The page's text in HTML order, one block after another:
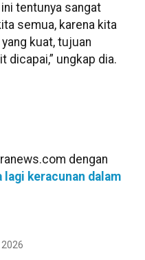
tentunya sangat
semua, karena kita
kuat, tujuan
dicapai,” ungkap dia.
dengan
lagi keracunan dalam